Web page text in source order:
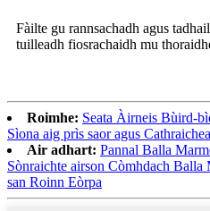
Fàilte gu rannsachadh agus
tuilleadh fiosrachaidh mu
Roimhe: Seata Àirneis Bùird-
Sìona aig prìs saor agus
Air adhart: Pannal Balla
Sònraichte airson Còmhdach
san Roinn Eòrpa